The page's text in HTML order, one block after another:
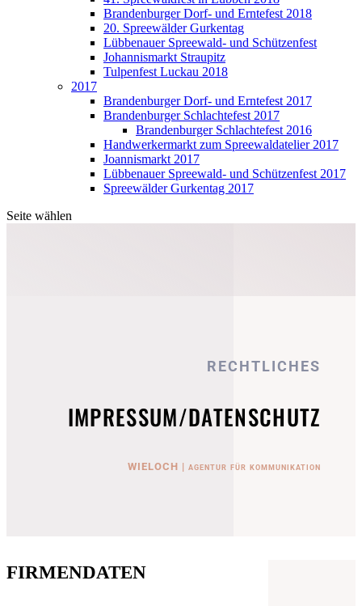
Brandenburger Dorf- und Erntefest 2018
20. Spreewälder Gurkentag
Lübbenauer Spreewald- und Schützenfest
Johannismarkt Straupitz
Tulpenfest Luckau 2018
2017
Brandenburger Dorf- und Erntefest 2017
Brandenburger Schlachtefest 2017
Brandenburger Schlachtefest 2016
Handwerkermarkt zum Spreewaldatelier 2017
Joannismarkt 2017
Lübbenauer Spreewald- und Schützenfest 2017
Spreewälder Gurkentag 2017
Seite wählen
RECHTLICHES
IMPRESSUM/DATENSCHUTZ
WIELOCH | agentur für kommunikation
FIRMENDATEN